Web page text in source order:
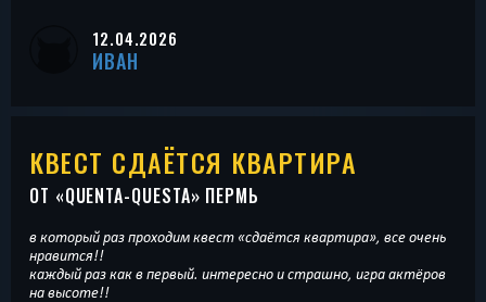
12.04.2026
ИВАН
КВЕСТ СДАЁТСЯ КВАРТИРА
ОТ «QUENTA-QUESTA» ПЕРМЬ
в который раз проходим квест «сдаётся квартира», все очень
нравится!!
каждый раз как в первый. интересно и страшно, игра актёров
на высоте!!